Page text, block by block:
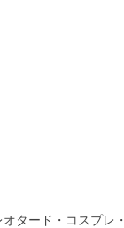
タード・コスプレ・